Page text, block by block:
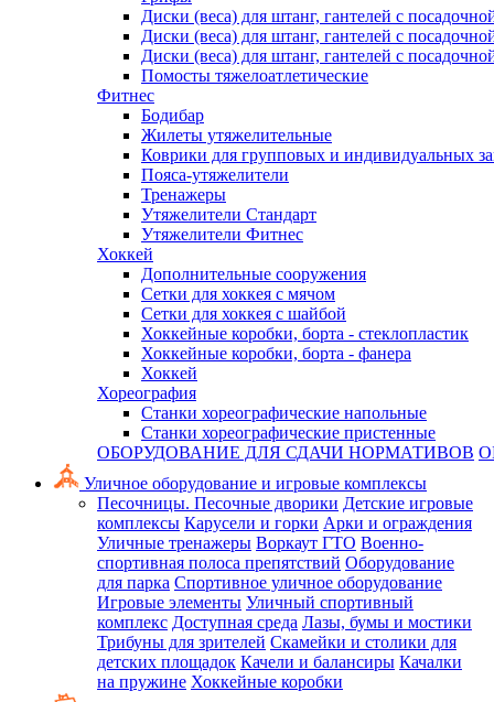
Диски (веса) для штанг, гантелей с
Диски (веса) для штанг, гантелей с
Диски (веса) для штанг, гантелей с
Помосты тяжелоатлетические
Фитнес
Бодибар
Жилеты утяжелительные
Коврики для групповых и индивидуальных
Пояса-утяжелители
Тренажеры
Утяжелители Стандарт
Утяжелители Фитнес
Хоккей
Дополнительные сооружения
Сетки для хоккея с мячом
Сетки для хоккея с шайбой
Хоккейные коробки, борта - стеклопластик
Хоккейные коробки, борта - фанера
Хоккей
Хореография
Станки хореографические напольные
Станки хореографические пристенные
ОБОРУДОВАНИЕ ДЛЯ СДАЧИ НОРМАТИВОВ
Уличное оборудование и игровые комплексы
Песочницы. Песочные дворики Детские игровые
комплексы Карусели и горки Арки и ограждения
Уличные тренажеры Воркаут ГТО Военно-
спортивная полоса препятствий Оборудование
для парка Спортивное уличное оборудование
Игровые элементы Уличный спортивный
комплекс Доступная среда Лазы, бумы и мостики
Трибуны для зрителей Скамейки и столики для
детских площадок Качели и балансиры Качалки
на пружине Хоккейные коробки